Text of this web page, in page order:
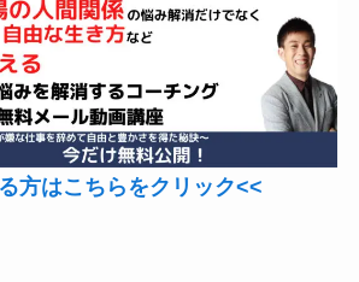
方はこちらをクリック<<